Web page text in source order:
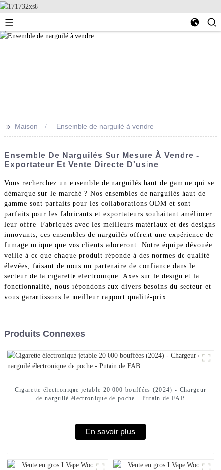
>> Maison Ensemble de narguilé à vendre
Ensemble De Narguilés Sur Mesure À Vendre -
Exportateur Et Vente Directe D'usine
Vous recherchez un ensemble de narguilés haut de gamme qui se
démarque sur le marché ? Nos ensembles de narguilés haut de
gamme sont parfaits pour les collaborations ODM et sont
parfaits pour les fabricants et exportateurs souhaitant améliorer
leur offre. Fabriqués avec les meilleurs matériaux et des designs
innovants, ces ensembles de narguilés offrent une expérience de
fumage unique que vos clients adoreront. Notre équipe dévouée
veille à ce que chaque produit réponde à des normes de qualité
élevées, faisant de nous un partenaire de confiance dans le
secteur de la cigarette électronique. Axés sur le design et la
fonctionnalité, nous répondons aux divers besoins du secteur et
vous garantissons le meilleur rapport qualité-prix.
Produits Connexes
Cigarette électronique jetable 20 000 bouffées (2024) - Chargeur
de narguilé électronique de poche - Putain de FAB
En savoir plus